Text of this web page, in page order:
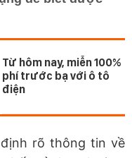
Từ hôm nay, miễn 100%
phí trước bạ với ô tô
điện
rõ thông tin về